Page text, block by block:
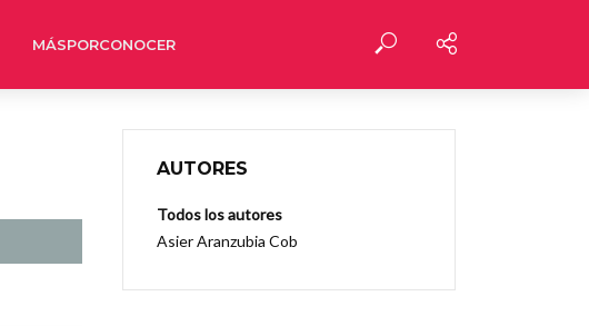
MÁSPORCONOCER
AUTORES
Todos los autores
Asier Aranzubia Cob